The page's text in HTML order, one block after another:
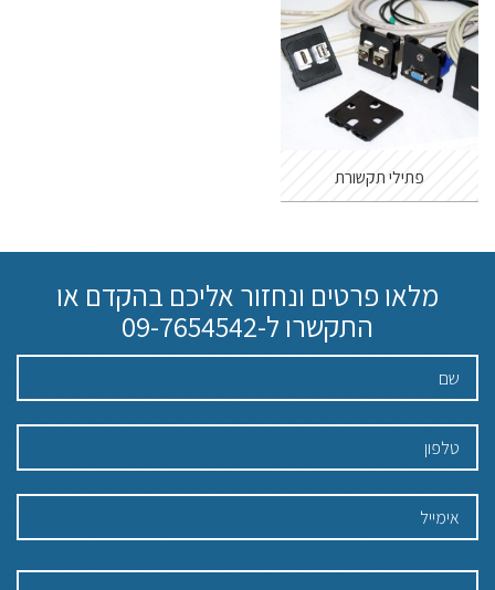
פתילי תקשורת
מלאו פרטים ונחזור אליכם בהקדם או
התקשרו ל-09-7654542